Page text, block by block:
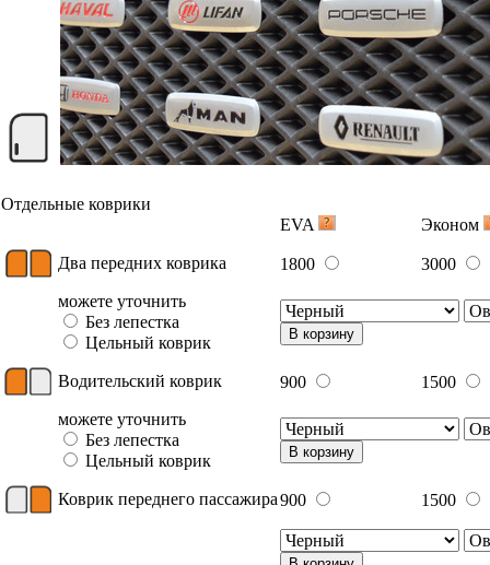
Отдельные коврики
EVA
Эконом
Два передних коврика 1800
3000
можете уточнить
Без лепестка
Цельный коврик
В корзину
Водительский коврик 900
1500
можете уточнить
Без лепестка
Цельный коврик
В корзину
Коврик переднего пассажира900 1500